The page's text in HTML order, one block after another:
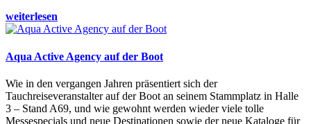
weiterlesen
Aqua Active Agency auf der Boot
Wie in den vergangen Jahren präsentiert sich der
Tauchreiseveranstalter auf der Boot an seinem Stammplatz in Halle
3 – Stand A69, und wie gewohnt werden wieder viele tolle
Messespecials und neue Destinationen sowie der neue Kataloge für